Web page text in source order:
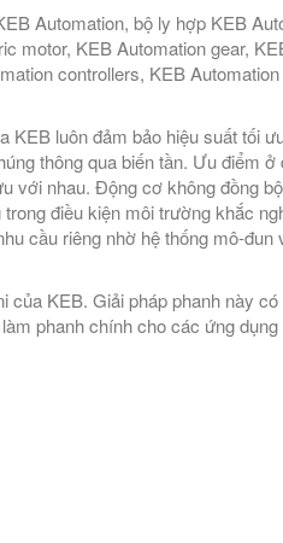
Automation, bộ ly hợp KEB
motor, KEB Automation gear,
controllers, KEB
KEB luôn đảm bảo hiệu suất tối
thông qua biến tần. Ưu điểm
với nhau. Động cơ không đồng
điều kiện môi trường khắc
cầu riêng nhờ hệ thống mô-đun
KEB. Giải pháp phanh này
phanh chính cho các ứng